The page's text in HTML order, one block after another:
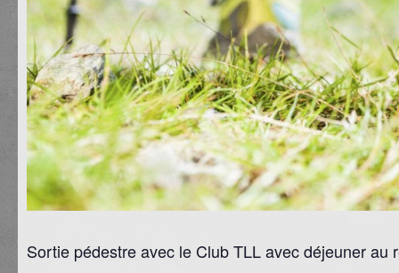
Sortie pédestre avec le Club TLL avec déjeuner au